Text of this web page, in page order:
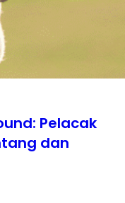
Pelacak
dan